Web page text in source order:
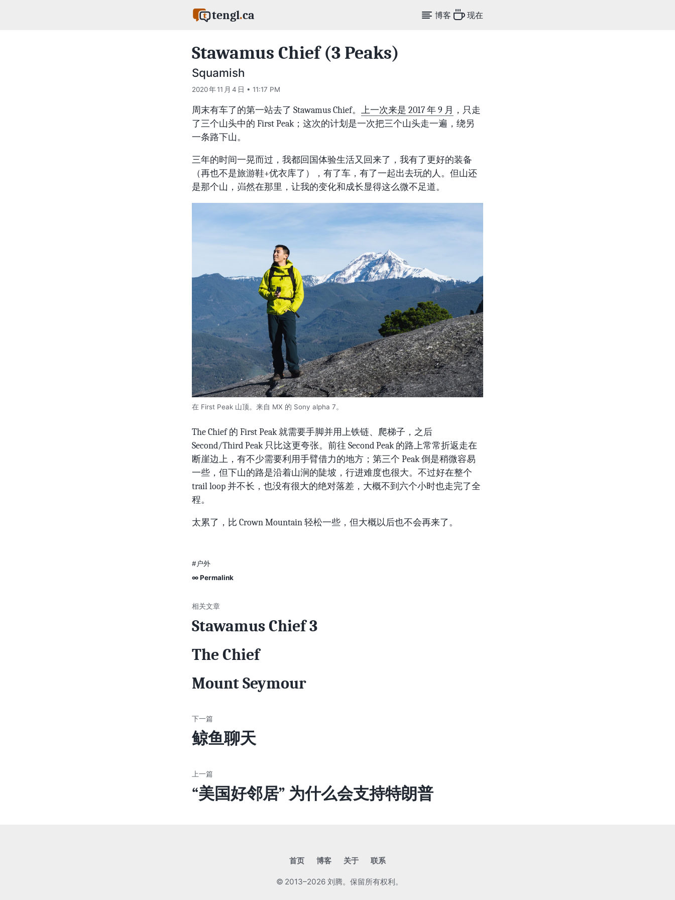
tengl.ca 博客 现在
Stawamus Chief (3 Peaks)
Squamish
2020 年 11 月 4 日 • 11:17 PM
周末有车了的第一站去了 Stawamus Chief。 上一次来是 2017 年 9 月
，只走
了三个山头中的 First Peak；这次的计划是一次把三个山头走一遍，绕另
一条路下山。
三年的时间一晃而过，我都回国体验生活又回来了，我有了更好的装备
（再也不是旅游鞋+优衣库了），有了车，有了一起出去玩的人。但山还
是那个山，岿然在那里，让我的变化和成长显得这么微不足道。
在 First Peak 山顶。来自 MX 的 Sony alpha 7。
The Chief 的 First Peak 就需要手脚并用上铁链、爬梯子，之后
Second/Third Peak 只比这更夸张。前往 Second Peak 的路上常常折返走在
断崖边上，有不少需要利用手臂借力的地方；第三个 Peak 倒是稍微容易
一些，但下山的路是沿着山涧的陡坡，行进难度也很大。不过好在整个
trail loop 并不长，也没有很大的绝对落差，大概不到六个小时也走完了全
程。
太累了，比 Crown Mountain 轻松一些，但大概以后也不会再来了。
#户外
∞ Permalink
Stawamus Chief 3
The Chief
Mount Seymour
鲸鱼聊天
“美国好邻居” 为什么会支持特朗普
首页 博客 关于 联系
© 2013–2026 刘腾。保留所有权利。